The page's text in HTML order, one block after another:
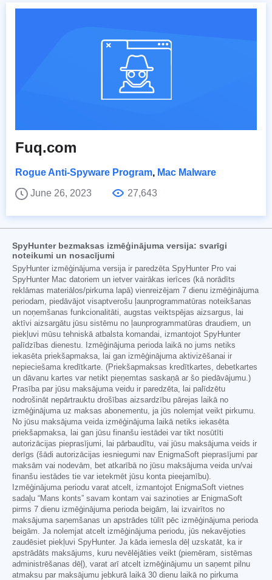
Fuq.com
Rogue Anti-Spyware Program, Mac Malware
June 26, 2023
27,643
SpyHunter bezmaksas izmēģinājuma versija: svarīgi
noteikumi un nosacījumi
SpyHunter izmēģinājuma versija ir paredzēta SpyHunter Pro vai
SpyHunter Mac datoriem un ietver vairākas ierīces (kā norādīts
reklāmas materiālos/pirkuma lapā) vienreizējam 7 dienu izmēģinājuma
periodam, piedāvājot visaptverošu ļaunprogrammatūras noteikšanas
un noņemšanas funkcionalitāti, augstas veiktspējas aizsargus, lai
aktīvi aizsargātu jūsu sistēmu no ļaunprogrammatūras draudiem, un
piekļuvi mūsu tehniskā atbalsta komandai, izmantojot SpyHunter
palīdzības dienestu. Izmēģinājuma perioda laikā no jums netiks
iekasēta priekšapmaksa, lai gan izmēģinājuma aktivizēšanai ir
nepieciešama kredītkarte. (Priekšapmaksas kredītkartes, debetkartes
un dāvanu kartes var netikt pieņemtas saskaņā ar šo piedāvājumu.)
Prasība par jūsu maksājuma veidu ir paredzēta, lai palīdzētu
nodrošināt nepārtrauktu drošības aizsardzību pārejas laikā no
izmēģinājuma uz maksas abonementu, ja jūs nolemjat veikt pirkumu.
No jūsu maksājuma veida izmēģinājuma laikā netiks iekasēta
priekšapmaksa, lai gan jūsu finanšu iestādei var tikt nosūtīti
autorizācijas pieprasījumi, lai pārbaudītu, vai jūsu maksājuma veids ir
derīgs (šādi autorizācijas iesniegumi nav EnigmaSoft pieprasījumi par
maksām vai nodevām, bet atkarībā no jūsu maksājuma veida un/vai
finanšu iestādes tie var ietekmēt jūsu konta pieejamību).
Izmēģinājuma periodu varat atcelt, izmantojot EnigmaSoft vietnes
sadaļu “Mans konts” savam kontam vai sazinoties ar EnigmaSoft
pirms 7 dienu izmēģinājuma perioda beigām, lai izvairītos no
maksājuma saņemšanas un apstrādes tūlīt pēc izmēģinājuma perioda
beigām. Ja nolemjat atcelt izmēģinājuma periodu, jūs nekavējoties
zaudēsiet piekļuvi SpyHunter. Ja kāda iemesla dēļ uzskatāt, ka ir
apstrādāts maksājums, kuru nevēlējāties veikt (piemēram, sistēmas
administrēšanas dēļ), varat arī atcelt izmēģinājumu un saņemt pilnu
atmaksu par maksājumu jebkurā laikā 30 dienu laikā no pirkuma